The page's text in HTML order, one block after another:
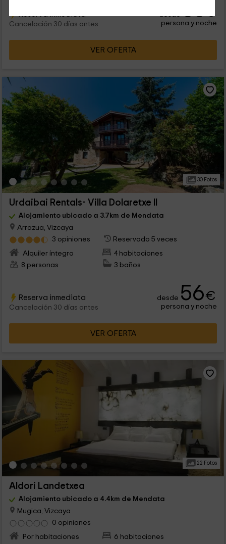
Cancelación 30 días antes
desde33
persona y noche
VER OFERTA
30 Fotos
Urdaibai Rentals- Villa Dolaretxe II
Alojamiento ubicado a 3.7km de Mendata
Arrazua, Vizcaya
3 opiniones
Reservado 5 veces
Alquiler íntegro
4 habitaciones
8 personas
3 baños
Reserva inmediata
Cancelación 30 días antes
desde 56€
persona y noche
VER OFERTA
22 Fotos
Aldori Landetxea
Alojamiento ubicado a 4.4km de Mendata
Mugica, Vizcaya
0 opiniones
Por habitaciones
6 habitaciones